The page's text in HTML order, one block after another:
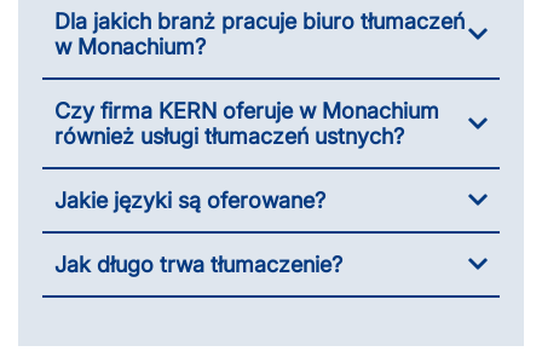
Dla jakich branż pracuje biuro tłumaczeń
w Monachium?
Czy firma KERN oferuje w Monachium
również usługi tłumaczeń ustnych?
Jakie języki są oferowane?
Jak długo trwa tłumaczenie?